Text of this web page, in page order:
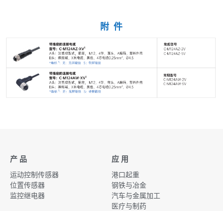
附 件
产 品
运动控制传感器
位置传感器
监控继电器
应 用
港口起重
钢铁与冶金
汽车与金属加工
医疗与制药